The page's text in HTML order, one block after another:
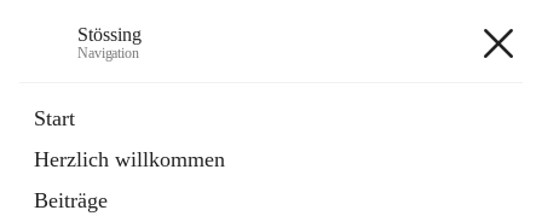
Stössing
Navigation
Start
Herzlich willkommen
Beiträge
Datei
in